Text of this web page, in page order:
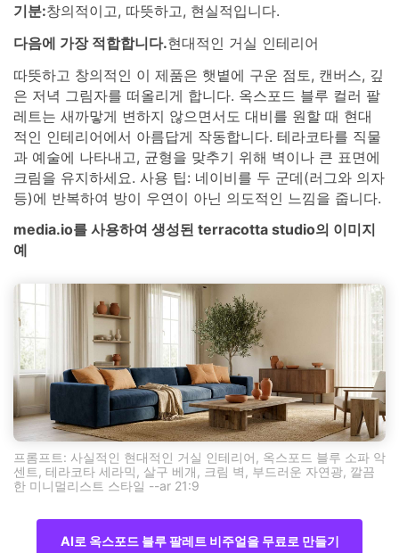
기분:창의적이고, 따뜻하고, 현실적입니다.
다음에 가장 적합합니다.현대적인 거실 인테리어
따뜻하고 창의적인 이 제품은 햇볕에 구운 점토, 캔버스, 깊
은 저녁 그림자를 떠올리게 합니다. 옥스포드 블루 컬러 팔
레트는 새까맣게 변하지 않으면서도 대비를 원할 때 현대
적인 인테리어에서 아름답게 작동합니다. 테라코타를 직물
과 예술에 나타내고, 균형을 맞추기 위해 벽이나 큰 표면에
크림을 유지하세요. 사용 팁: 네이비를 두 군데(러그와 의자
등)에 반복하여 방이 우연이 아닌 의도적인 느낌을 줍니다.
media.io를 사용하여 생성된 terracotta studio의 이미지
예
프롬프트: 사실적인 현대적인 거실 인테리어, 옥스포드 블루 소파 악
센트, 테라코타 세라믹, 살구 베개, 크림 벽, 부드러운 자연광, 깔끔
한 미니멀리스트 스타일 --ar 21:9
AI로 옥스포드 블루 팔레트 비주얼을 무료로 만들기